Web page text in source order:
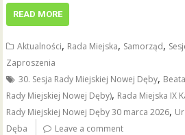
e
b
o
o
k
itt
er l e
READ MORE
Aktualności, Rada Miejska, Samorząd,
Zaproszenia
30. Sesja Rady Miejskiej Nowej Dęby,
Rady Miejskiej Nowej Dęby), Rada Miejska IX
Rady Miejskiej Nowej Dęby 30 marca 2026,
Dęba
Leave a comment